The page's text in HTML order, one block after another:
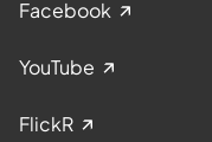
Facebook
YouTube
FlickR